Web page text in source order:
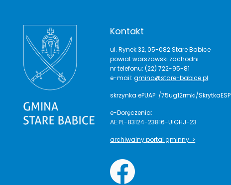
Kontakt
ul. Rynek 32, 05-082 Stare Babice
powiat warszawski zachodni
nr telefonu: (22) 722-95-81
e-mail:gmina@stare-babice.pl
skrzynka ePUAP: /75ug12rmki/SkrytkaESP
e-Doręczenia:
AE:PL-83124-23816-UIGHJ-23
archiwalny portal gminny >